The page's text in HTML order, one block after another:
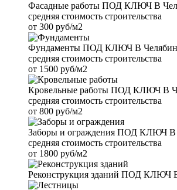
Фасадные работы ПОД КЛЮЧ В
средняя стоимость строительства
от 300 руб/м2
Фундаменты ПОД КЛЮЧ В
средняя стоимость строительства
от 1500 руб/м2
Кровельные работы ПОД КЛЮЧ В
средняя стоимость строительства
от 800 руб/м2
Заборы и ограждения ПОД КЛЮЧ В
средняя стоимость строительства
от 1800 руб/м2
Реконструкция зданий ПОД КЛЮЧ В